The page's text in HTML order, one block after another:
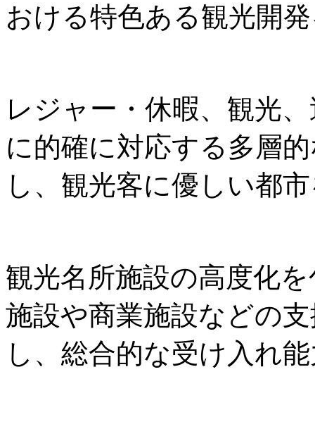
おける特色ある観光開
レジャー・休暇、観光
に的確に対応する多層
し、観光客に優しい都
観光名所施設の高度化
施設や商業施設などの
し、総合的な受け入れ